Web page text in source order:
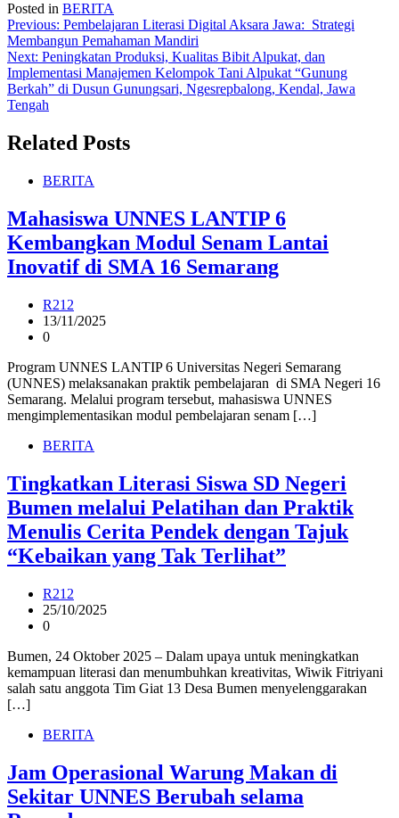
Posted in BERITA
Post
navigation
Previous: Pembelajaran Literasi Digital Aksara Jawa: Strategi
Membangun Pemahaman Mandiri
Next: Peningkatan Produksi, Kualitas Bibit Alpukat, dan
Implementasi Manajemen Kelompok Tani Alpukat “Gunung
Berkah” di Dusun Gunungsari, Ngesrepbalong, Kendal, Jawa
Tengah
Related Posts
BERITA
Mahasiswa UNNES LANTIP 6
Kembangkan Modul Senam Lantai
Inovatif di SMA 16 Semarang
R212
13/11/2025
0
Program UNNES LANTIP 6 Universitas Negeri Semarang
(UNNES) melaksanakan praktik pembelajaran di SMA Negeri 16
Semarang. Melalui program tersebut, mahasiswa UNNES
mengimplementasikan modul pembelajaran senam […]
BERITA
Tingkatkan Literasi Siswa SD Negeri
Bumen melalui Pelatihan dan Praktik
Menulis Cerita Pendek dengan Tajuk
“Kebaikan yang Tak Terlihat”
R212
25/10/2025
0
Bumen, 24 Oktober 2025 – Dalam upaya untuk meningkatkan
kemampuan literasi dan menumbuhkan kreativitas, Wiwik Fitriyani
salah satu anggota Tim Giat 13 Desa Bumen menyelenggarakan
[…]
BERITA
Jam Operasional Warung Makan di
Sekitar UNNES Berubah selama